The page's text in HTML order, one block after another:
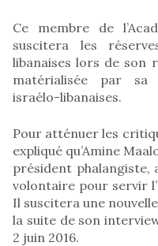
Ce membre de
suscitera les
libanaises lors de son
matérialisée par sa
israélo-libanaises.
Pour atténuer les
expliqué qu’Amine
président phalangiste,
volontaire pour servir
Il suscitera une
la suite de son
2 juin 2016.